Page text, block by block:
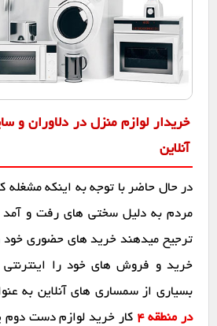
خریدار لوازم منزل در دلاوران و
آنلاین
در حال حاضر با توجه به اینکه مشغله
مردم به دلیل سختی های رفت و
ترجیح میدهند خرید های حضوری خود
خرید و فروش های خود را اینترنتی
بسیاری از سمساری های آنلاین به
در منطقه 4
کار خرید لوازم دست دوم